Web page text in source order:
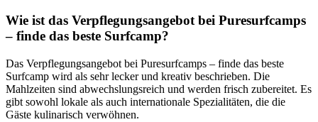
Wie ist das Verpflegungsangebot bei Puresurfcamps
– finde das beste Surfcamp?
Das Verpflegungsangebot bei Puresurfcamps – finde das beste
Surfcamp wird als sehr lecker und kreativ beschrieben. Die
Mahlzeiten sind abwechslungsreich und werden frisch zubereitet. Es
gibt sowohl lokale als auch internationale Spezialitäten, die die
Gäste kulinarisch verwöhnen.